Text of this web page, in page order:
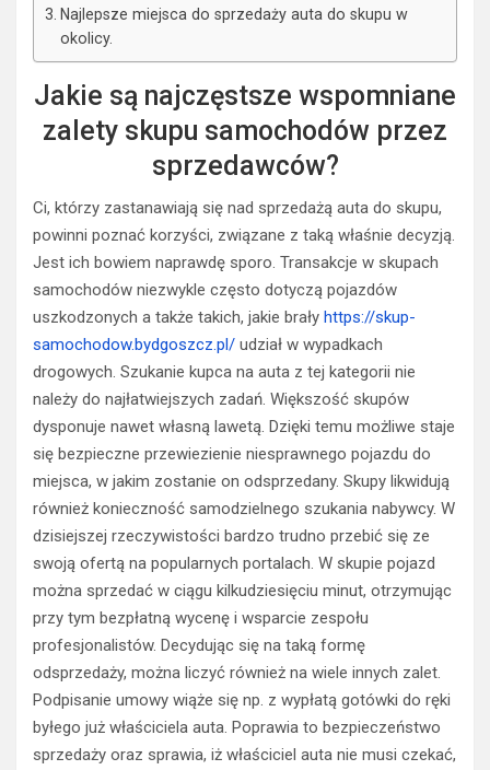
Najlepsze miejsca do sprzedaży auta do skupu w
okolicy.
Jakie są najczęstsze wspomniane
zalety skupu samochodów przez
sprzedawców?
Ci, którzy zastanawiają się nad sprzedażą auta do skupu,
powinni poznać korzyści, związane z taką właśnie decyzją.
Jest ich bowiem naprawdę sporo. Transakcje w skupach
samochodów niezwykle często dotyczą pojazdów
uszkodzonych a także takich, jakie brały https://skup-
samochodow.bydgoszcz.pl/ udział w wypadkach
drogowych. Szukanie kupca na auta z tej kategorii nie
należy do najłatwiejszych zadań. Większość skupów
dysponuje nawet własną lawetą. Dzięki temu możliwe staje
się bezpieczne przewiezienie niesprawnego pojazdu do
miejsca, w jakim zostanie on odsprzedany. Skupy likwidują
również konieczność samodzielnego szukania nabywcy. W
dzisiejszej rzeczywistości bardzo trudno przebić się ze
swoją ofertą na popularnych portalach. W skupie pojazd
można sprzedać w ciągu kilkudziesięciu minut, otrzymując
przy tym bezpłatną wycenę i wsparcie zespołu
profesjonalistów. Decydując się na taką formę
odsprzedaży, można liczyć również na wiele innych zalet.
Podpisanie umowy wiąże się np. z wypłatą gotówki do ręki
byłego już właściciela auta. Poprawia to bezpieczeństwo
sprzedaży oraz sprawia, iż właściciel auta nie musi czekać,